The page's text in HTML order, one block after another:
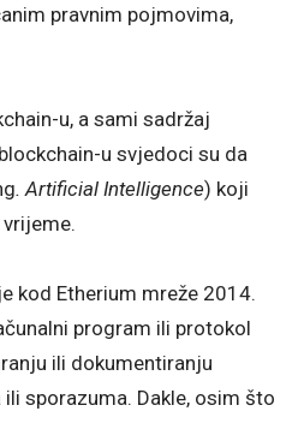
pravnim pojmovima,
u, a sami sadržaj
u svjedoci su da
. Artificial Intelligence) koji
kod Etherium mreže 2014.
program ili protokol
ili dokumentiranju
sporazuma. Dakle, osim što